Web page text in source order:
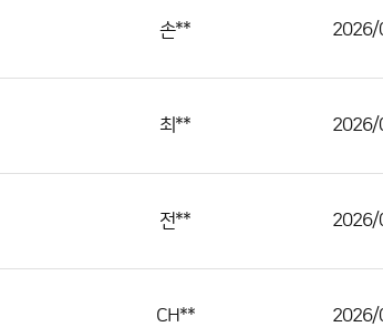
손** 2026/
최** 2026/
전** 2026/
CH** 2026/